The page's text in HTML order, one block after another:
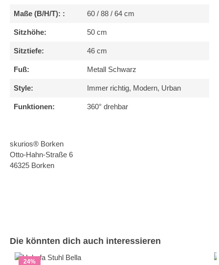
Maße (B/H/T): : 60 / 88 / 64 cm
Sitzhöhe: 50 cm
Sitztiefe: 46 cm
Fuß: Metall Schwarz
Style: Immer richtig, Modern, Urban
Funktionen: 360° drehbar
skurios® Borken
Otto-Hahn-Straße 6
46325 Borken
Produktgalerie überspringen
Die könnten dich auch interessieren
24%